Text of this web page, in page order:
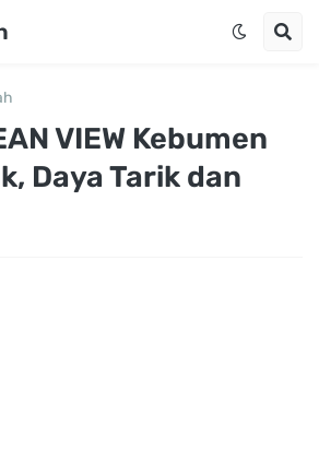
VIEW Kebumen
Daya Tarik dan